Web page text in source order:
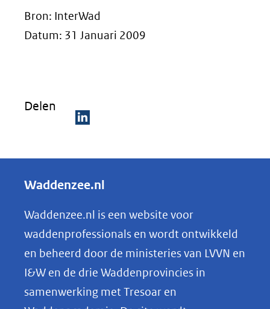
Bron: InterWad
Datum: 31 Januari 2009
Delen
e
e
n
o
p
Waddenzee.nl
Waddenzee.nl is een website voor
waddenprofessionals en wordt ontwikkeld
en beheerd door de ministeries van LVVN en
I&W en de drie Waddenprovincies in
samenwerking met Tresoar en